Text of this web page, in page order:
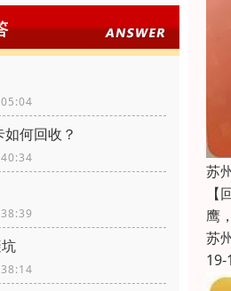
何回收？
苏
鹰
苏
19-